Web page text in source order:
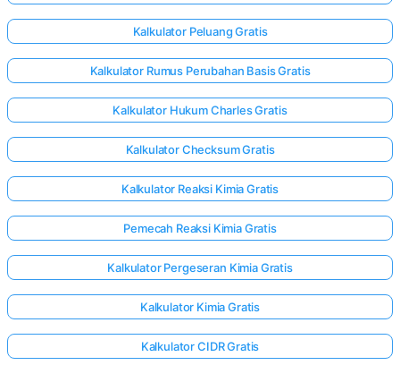
Kalkulator Peluang Gratis
Kalkulator Rumus Perubahan Basis Gratis
Kalkulator Hukum Charles Gratis
Kalkulator Checksum Gratis
Kalkulator Reaksi Kimia Gratis
Pemecah Reaksi Kimia Gratis
Kalkulator Pergeseran Kimia Gratis
Kalkulator Kimia Gratis
Kalkulator CIDR Gratis